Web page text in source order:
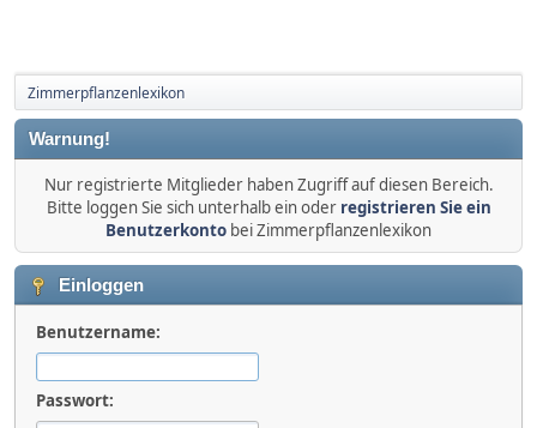
Zimmerpflanzenlexikon
Warnung!
Nur registrierte Mitglieder haben Zugriff auf diesen Bereich.
Bitte loggen Sie sich unterhalb ein oder registrieren Sie ein
Benutzerkonto bei Zimmerpflanzenlexikon
Einloggen
Benutzername:
Passwort: